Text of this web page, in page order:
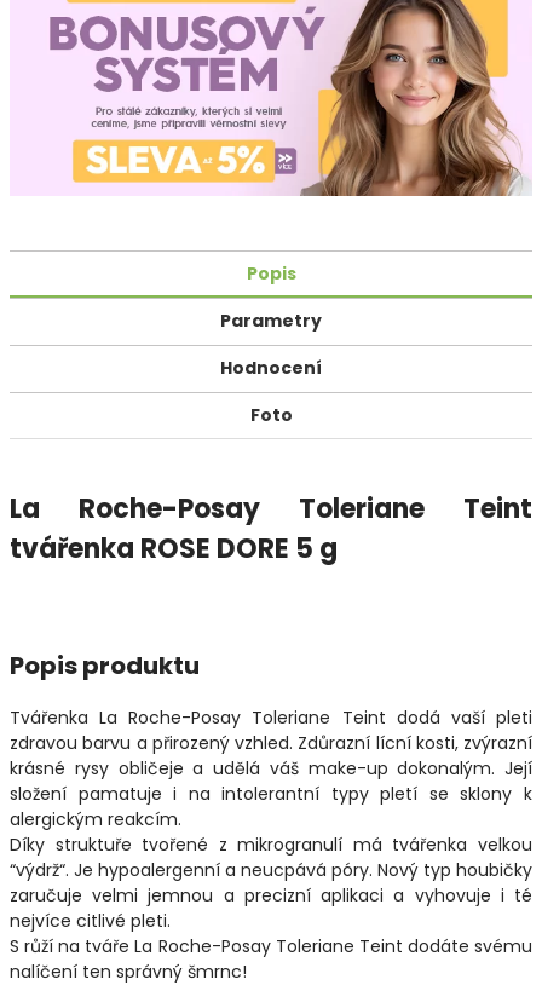
Popis
Parametry
Hodnocení
Foto
La Roche-Posay Toleriane Teint
tvářenka ROSE DORE 5 g
Popis produktu
Tvářenka La Roche-Posay Toleriane Teint dodá vaší pleti
zdravou barvu a přirozený vzhled. Zdůrazní lícní kosti, zvýrazní
krásné rysy obličeje a udělá váš make-up dokonalým. Její
složení pamatuje i na intolerantní typy pletí se sklony k
alergickým reakcím.
Díky struktuře tvořené z mikrogranulí má tvářenka velkou
“výdrž“. Je hypoalergenní a neucpává póry. Nový typ houbičky
zaručuje velmi jemnou a precizní aplikaci a vyhovuje i té
nejvíce citlivé pleti.
S růží na tváře La Roche-Posay Toleriane Teint dodáte svému
nalíčení ten správný šmrnc!